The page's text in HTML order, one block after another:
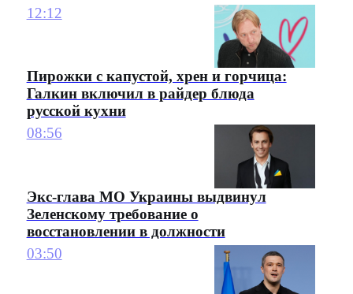
12:12
Пирожки с капустой, хрен и горчица:
Галкин включил в райдер блюда
русской кухни
08:56
Экс-глава МО Украины выдвинул
Зеленскому требование о
восстановлении в должности
03:50